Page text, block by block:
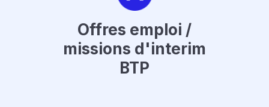
Offres emploi /
missions d'interim
BTP